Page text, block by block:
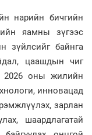
нарийн бичгийн
яамны зүгээс
зүйлсийг байнга
цаашдын чиг
2026 оны жилийн
инновацад
зарлан
шаардлагатай